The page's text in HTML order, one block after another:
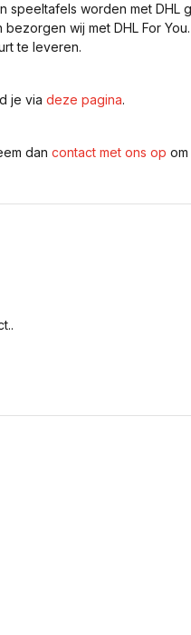
speeltafels worden met DHL
wij met DHL For
te leveren.
je via deze pagina.
dan contact met ons op om